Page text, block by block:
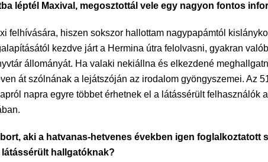
léptél Maxival, megosztottál vele egy nagyon fontos
felhívására, hiszen sokszor hallottam nagypapámtól
kezdve járt a Hermina útra felolvasni, gyakran
állományát. Ha valaki nekiállna és elkezdené
át szólnának a lejátszóján az irodalom gyöngyszemei. Az
napra egyre többet érhetnek el a látássérült
aki a hatvanas-hetvenes években igen
hallgatóknak?